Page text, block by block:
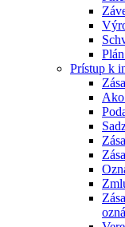
Prístup k